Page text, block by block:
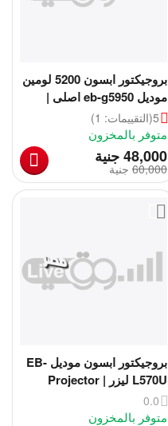
بروجيكتور ابسون 5200 لومين
موديل eb-g5950 اصلى |
Epson PowerLite Pro
G5950 Projector
5(التقييمات: 1)
متوفر بالمخزون
جنية‎48,000
جنية ‎60,000
بروجيكتور ابسون موديل EB-
L570U ليزر | Projector
Epson EB-L570U Laser
5200 lumens 4K
0.0
متوفر بالمخزون